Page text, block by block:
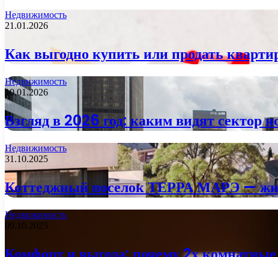
Недвижимость
21.01.2026
Как выгодно купить или продать
Недвижимость
10.01.2026
Взгляд в 2026 год: каким видят сектор
Недвижимость
31.10.2025
Коттеджный поселок ТЕРРА МАРЭ —
Недвижимость
09.10.2025